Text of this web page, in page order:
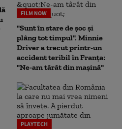
FILM NOW
"Sunt în stare de șoc și
plâng tot timpul". Minnie
Driver a trecut printr-un
accident teribil în Franța:
"Ne-am târât din mașină"
PLAYTECH